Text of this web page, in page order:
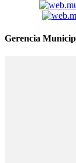
Gerencia